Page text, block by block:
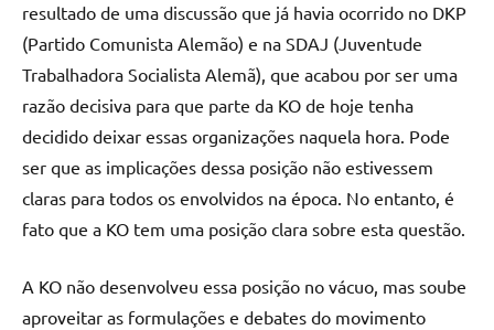
resultado de uma discussão que já havia ocorrido no DKP
(Partido Comunista Alemão) e na SDAJ (Juventude
Trabalhadora Socialista Alemã), que acabou por ser uma
razão decisiva para que parte da KO de hoje tenha
decidido deixar essas organizações naquela hora. Pode
ser que as implicações dessa posição não estivessem
claras para todos os envolvidos na época. No entanto, é
fato que a KO tem uma posição clara sobre esta questão.
A KO não desenvolveu essa posição no vácuo, mas soube
aproveitar as formulações e debates do movimento